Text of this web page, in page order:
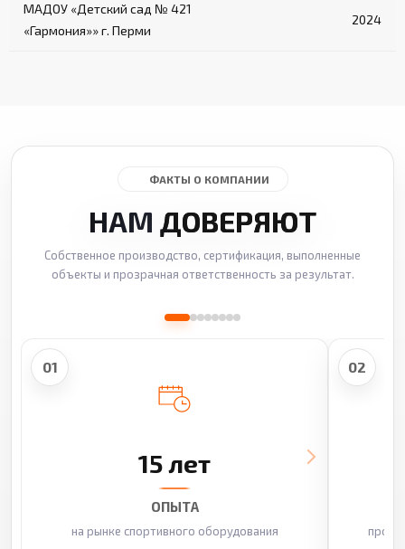
МАДОУ «Детский сад № 421
«Гармония»» г. Перми
2024
ФАКТЫ О КОМПАНИИ
НАМ ДОВЕРЯЮТ
Собственное производство, сертификация, выполненные
объекты и прозрачная ответственность за результат.
01
15 лет
ОПЫТА
на рынке спортивного оборудования
02